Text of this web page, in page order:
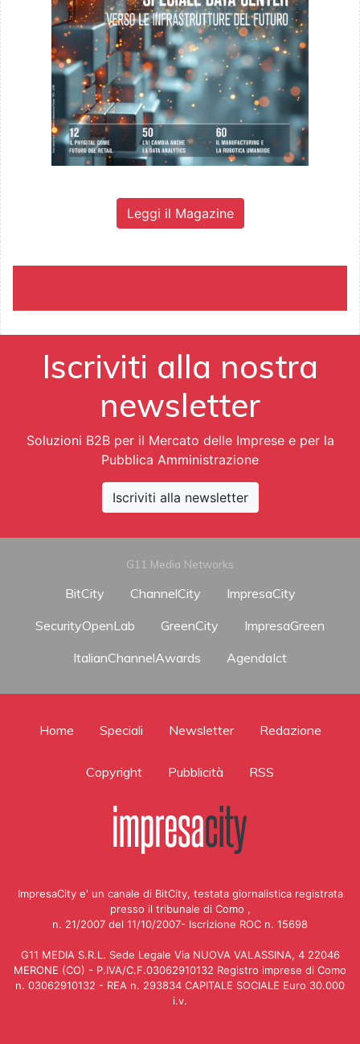
Leggi il Magazine
Iscriviti alla nostra
newsletter
Soluzioni B2B per il Mercato delle Imprese e per la
Pubblica Amministrazione
Iscriviti alla newsletter
G11 Media Networks
BitCity ChannelCity
ImpresaCity
SecurityOpenLab
GreenCity
ImpresaGreen
ItalianChannelAwards
AgendaIct
Home Speciali Newsletter Redazione
Copyright Pubblicità RSS
ImpresaCity e' un canale di BitCity, testata giornalistica registrata
presso il tribunale di Como ,
n. 21/2007 del 11/10/2007- Iscrizione ROC n. 15698
G11 MEDIA S.R.L. Sede Legale Via NUOVA VALASSINA, 4 22046
MERONE (CO) - P.IVA/C.F.03062910132 Registro imprese di Como
n. 03062910132 - REA n. 293834 CAPITALE SOCIALE Euro 30.000
i.v.